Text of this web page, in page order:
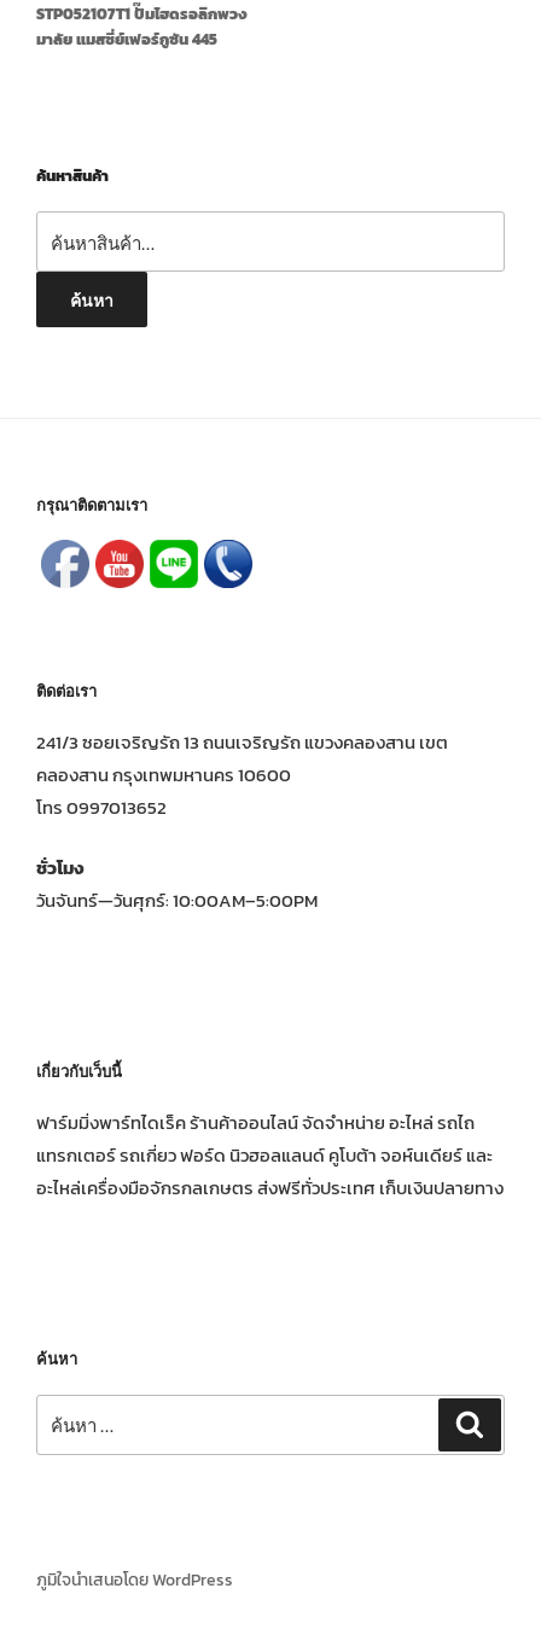
STP052107T1 ปั๊มไฮดรอลิกพวง
มาลัย แมสซี่ย์เฟอร์กูซัน 445
ค้นหาสินค้า
ค้นหา
กรุณาติดตามเรา
ติดต่อเรา
241/3 ซอยเจริญรัถ 13 ถนนเจริญรัถ แขวงคลองสาน เขต
คลองสาน กรุงเทพมหานคร 10600
โทร 0997013652
ชั่วโมง
วันจันทร์—วันศุกร์: 10:00AM–5:00PM
เกี่ยวกับเว็บนี้
ฟาร์มมิ่งพาร์ทไดเร็ค ร้านค้าออนไลน์ จัดจำหน่าย อะไหล่ รถไถ
แทรกเตอร์ รถเกี่ยว ฟอร์ด นิวฮอลแลนด์ คูโบต้า จอห์นเดียร์ และ
อะไหล่เครื่องมือจักรกลเกษตร ส่งฟรีทั่วประเทศ เก็บเงินปลายทาง
ค้นหา
ค้นหา:
ภูมิใจนำเสนอโดย WordPress